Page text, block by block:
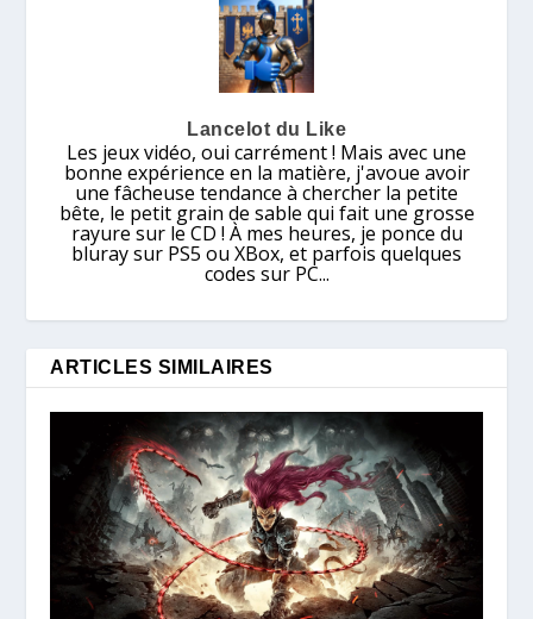
Lancelot du Like
Les jeux vidéo, oui carrément ! Mais avec une
bonne expérience en la matière, j'avoue avoir
une fâcheuse tendance à chercher la petite
bête, le petit grain de sable qui fait une grosse
rayure sur le CD ! À mes heures, je ponce du
bluray sur PS5 ou XBox, et parfois quelques
codes sur PC...
ARTICLES SIMILAIRES